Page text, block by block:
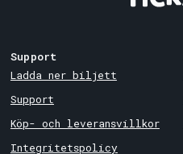
Support
Ladda ner biljett
Support
Köp- och leveransvillkor
Integritetspolicy